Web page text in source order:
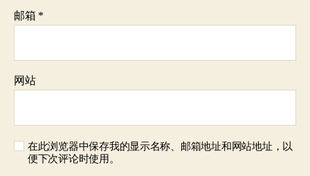
邮箱 *
网站
在此浏览器中保存我的显示名称、邮箱地址和网站地址，以
便下次评论时使用。